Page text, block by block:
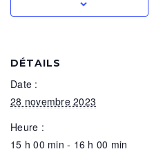
DÉTAILS
Date :
28 novembre 2023
Heure :
15 h 00 min - 16 h 00 min